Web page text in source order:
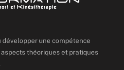
une compétence
théoriques et pratiques